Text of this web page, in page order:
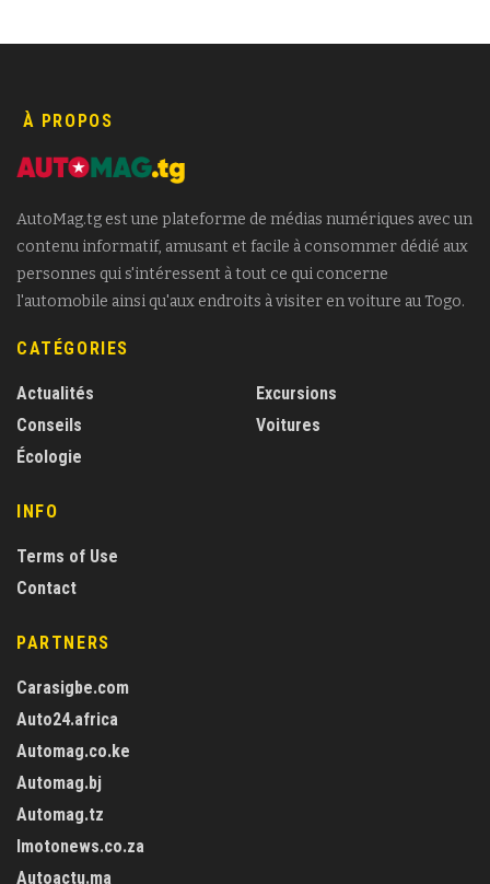
À PROPOS
AutoMag.tg est une plateforme de médias numériques avec un
contenu informatif, amusant et facile à consommer dédié aux
personnes qui s'intéressent à tout ce qui concerne
l'automobile ainsi qu'aux endroits à visiter en voiture au Togo.
CATÉGORIES
Actualités
Conseils
Écologie
Excursions
Voitures
INFO
Terms of Use
Contact
PARTNERS
Carasigbe.com
Auto24.africa
Automag.co.ke
Automag.bj
Automag.tz
Imotonews.co.za
Autoactu.ma